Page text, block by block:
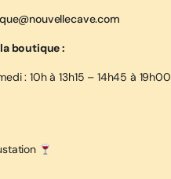
boutique :
: 10h à 13h15 – 14h45 à 19h00